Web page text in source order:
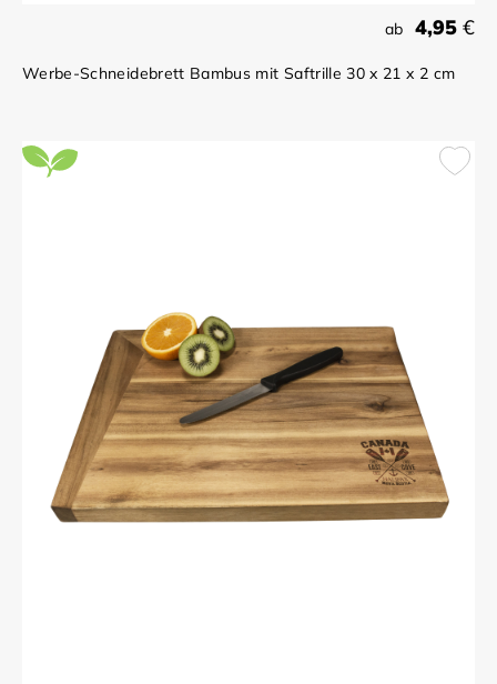
ab 4,95 €
Werbe-Schneidebrett Bambus mit Saftrille 30 x 21 x 2 cm